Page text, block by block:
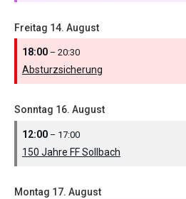
Freitag 14. August
18:00 – 20:30
Absturzsicherung
Sonntag 16. August
12:00 – 17:00
150 Jahre FF Sollbach
Montag 17. August